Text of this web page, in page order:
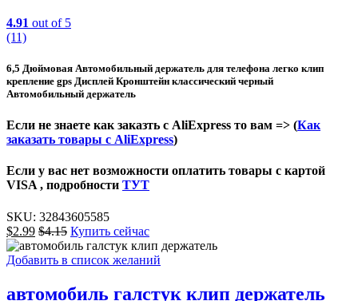
4.91 out of 5
(11)
6,5 Дюймовая Автомобильный держатель для телефона легко клип
крепление gps Дисплей Кронштейн классический черный
Автомобильный держатель
Если не знаете как заказть с AliExpress то вам => (Как
заказать товары с AliExpress)
Если у вас нет возможности оплатить товары с картой
VISA , подробности ТУТ
SKU: 32843605585
$2.99 $4.15 Купить сейчас
Добавить в список желаний
автомобиль галстук клип держатель